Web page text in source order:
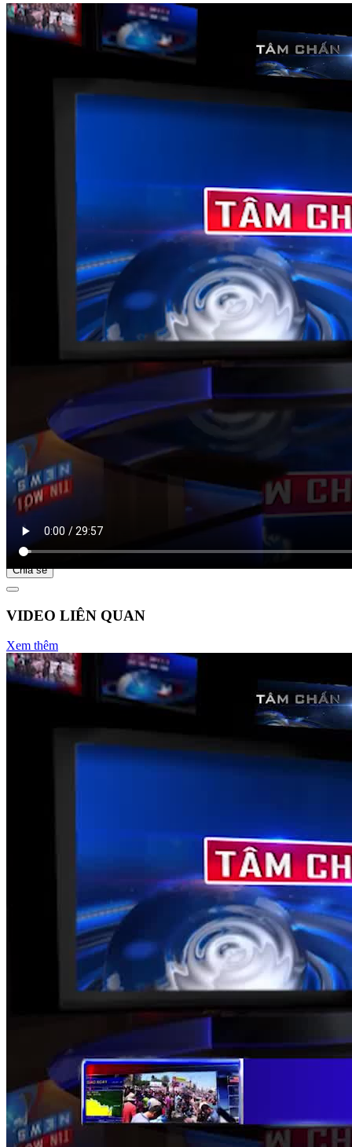
20:35 ngày 27/07/2025
Bắt đầu tại
Chia sẻ
VIDEO LIÊN QUAN
Xem thêm